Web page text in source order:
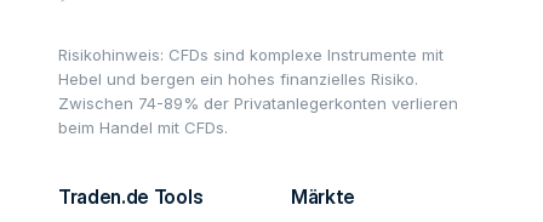
Risikohinweis: CFDs sind komplexe Instrumente mit
Hebel und bergen ein hohes finanzielles Risiko.
Zwischen 74-89% der Privatanlegerkonten verlieren
beim Handel mit CFDs.
Traden.de Tools Märkte